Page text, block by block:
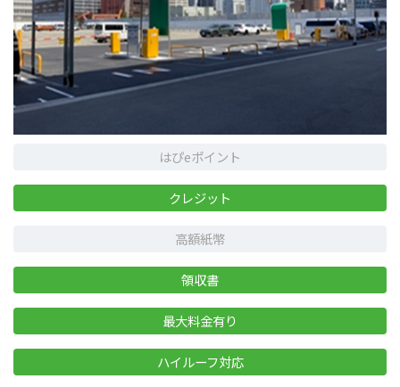
はぴeポイント
クレジット
高額紙幣
領収書
最大料金有り
ハイルーフ対応